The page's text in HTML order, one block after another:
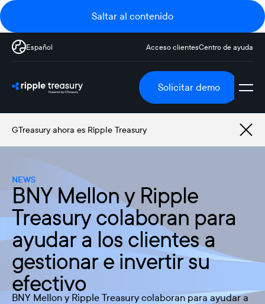
Saltar al contenido
Español Acceso clientesCentro de ayuda
Solicitar demo
GTreasury ahora es Ripple Treasury
NEWS
BNY Mellon y Ripple
Treasury colaboran para
ayudar a los clientes a
gestionar e invertir su
efectivo
BNY Mellon y Ripple Treasury colaboran para ayudar a